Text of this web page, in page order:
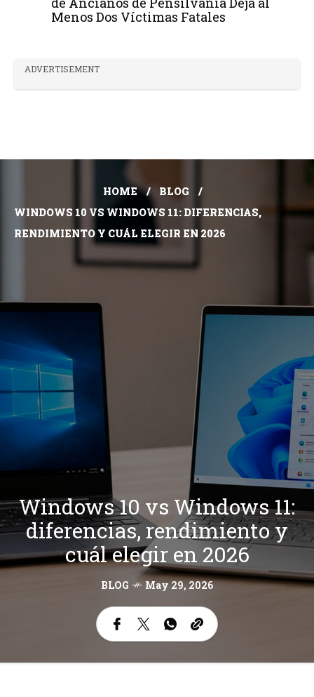
Menos Dos Víctimas Fatales
ADVERTISEMENT
HOME
BLOG
WINDOWS 10 VS WINDOWS 11: DIFERENCIAS,
RENDIMIENTO Y CUÁL ELEGIR EN 2026
Windows 10 vs Windows 11:
diferencias, rendimiento y
cuál elegir en 2026
BLOG May 29, 2026